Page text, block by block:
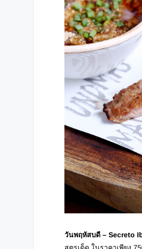
วันพฤหัสบดี– Secreto